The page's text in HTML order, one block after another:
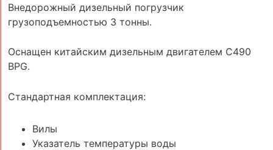
Внедорожный дизельный погрузчик
грузоподъемностью 3 тонны.
Оснащен китайским дизельным двигателем C490
BPG.
Стандартная комплектация:
Вилы
Указатель температуры воды